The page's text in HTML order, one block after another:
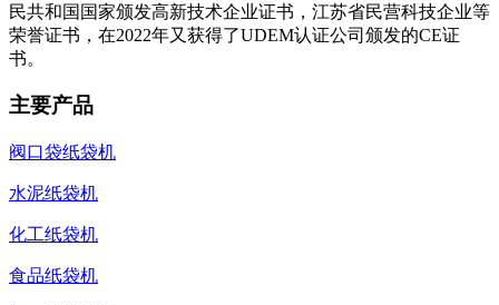
民共和国国家颁发高新技术企业证书，江苏省民营科技企业等
荣誉证书，在2022年又获得了UDEM认证公司颁发的CE证
书。
主要产品
阀口袋纸袋机
水泥纸袋机
化工纸袋机
食品纸袋机